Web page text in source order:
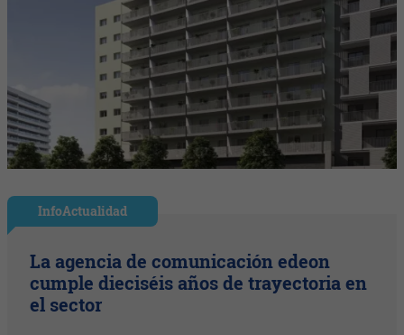
InfoActualidad
La agencia de comunicación edeon
cumple dieciséis años de trayectoria en
el sector